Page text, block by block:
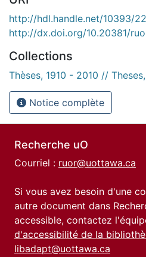
http://hdl.handle.net/10393/
http://dx.doi.org/10.20381/
Collections
Thèses, 1910 - 2010 //
Notice complète
Recherche uO
Courriel : ruor@uottawa.ca
Si vous avez besoin d'une
autre document dans
accessible, contactez
d'accessibilité de la
libadapt@uottawa.ca